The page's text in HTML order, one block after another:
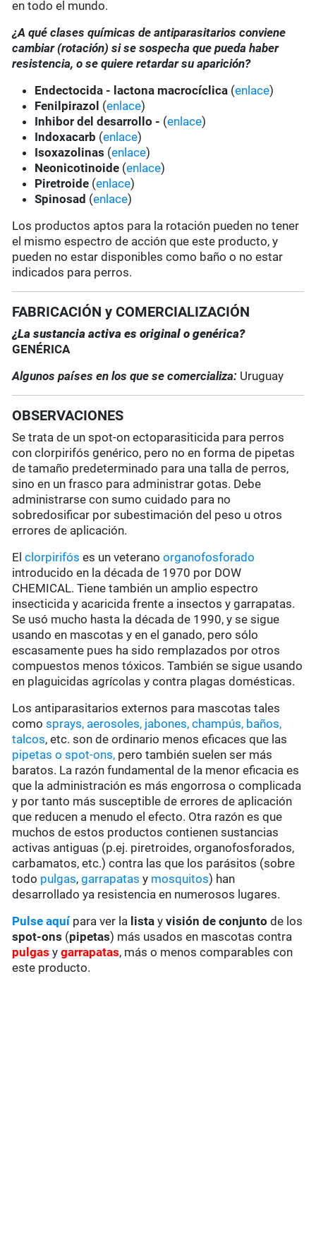
en todo el mundo.
¿A qué clases químicas de antiparasitarios conviene
cambiar (rotación) si se sospecha que pueda haber
resistencia, o se quiere retardar su aparición?
Endectocida - lactona macrocíclica (enlace)
Fenilpirazol (enlace)
Inhibor del desarrollo - (enlace)
Indoxacarb (enlace)
Isoxazolinas (enlace)
Neonicotinoide (enlace)
Piretroide (enlace)
Spinosad (enlace)
Los productos aptos para la rotación pueden no tener
el mismo espectro de acción que este producto, y
pueden no estar disponibles como baño o no estar
indicados para perros.
FABRICACIÓN y COMERCIALIZACIÓN
¿La sustancia activa es original o genérica?
GENÉRICA
Algunos países en los que se comercializa: Uruguay
OBSERVACIONES
Se trata de un spot-on ectoparasiticida para perros
con clorpirifós genérico, pero no en forma de pipetas
de tamaño predeterminado para una talla de perros,
sino en un frasco para administrar gotas. Debe
administrarse con sumo cuidado para no
sobredosificar por subestimación del peso u otros
errores de aplicación.
Elclorpirifós es un veteranoorganofosforado
introducido en la década de 1970 por DOW
CHEMICAL. Tiene también un amplio espectro
insecticida y acaricida frente a insectos y garrapatas.
Se usó mucho hasta la década de 1990, y se sigue
usando en mascotas y en el ganado, pero sólo
escasamente pues ha sido remplazados por otros
compuestos menos tóxicos. También se sigue usando
en plaguicidas agrícolas y contra plagas domésticas.
Los antiparasitarios externos para mascotas tales
comosprays, aerosoles, jabones, champús, baños,
talcos, etc. son de ordinario menos eficaces que las
pipetas o spot-ons, pero también suelen ser más
baratos. La razón fundamental de la menor eficacia es
que la administración es más engorrosa o complicada
y por tanto más susceptible de errores de aplicación
que reducen a menudo el efecto. Otra razón es que
muchos de estos productos contienen sustancias
activas antiguas (p.ej. piretroides, organofosforados,
carbamatos, etc.) contra las que los parásitos (sobre
todo pulgas,garrapatas y mosquitos) han
desarrollado ya resistencia en numerosos lugares.
Pulse aquípara ver la lista yvisión de conjunto de los
spot-ons (pipetas) más usados en mascotas contra
pulgas ygarrapatas, más o menos comparables con
este producto.